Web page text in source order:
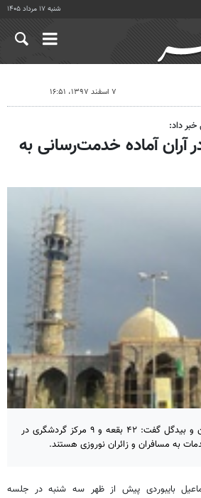
شنبه ۱۷ مرداد ۱۴۰۵
۷ اسفند ۱۳۹۷، ۱۶:۵۱
داد:
در آران آماده خدمت‌رسانی به
آران و بیدگل- فرماندار آران و بیدگل گفت: ۴۲ بقعه و ۹ مرکز گردشگری در
به مسافران و زائران نوروزی هستند.
بایبوردی پیش از ظهر سه شنبه در جلسه